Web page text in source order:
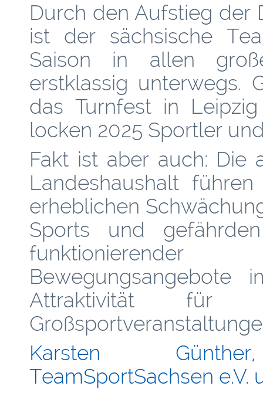
Durch den Aufstieg der
ist der sächsische
Saison in allen
erstklassig unterwegs.
das Turnfest in
locken 2025 Sportler
Fakt ist aber auch: Die
Landeshaushalt
erheblichen
Sports und
Bewegungsangebote
Attraktivität für
Karsten Günther,
TeamSportSachsen